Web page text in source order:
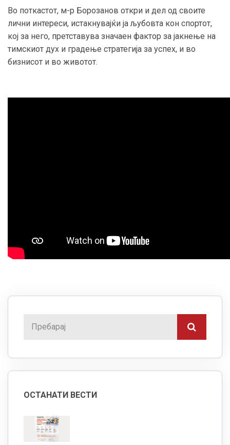
Во поткастот, м-р Борозанов откри и дел од своите
лични интереси, истакнувајќи ја љубовта кон спортот,
кој за него, претставува значаен фактор за јакнење на
тимскиот дух и градење стратегија за успех, и во
бизнисот и во животот.
ОСТАНАТИ ВЕСТИ